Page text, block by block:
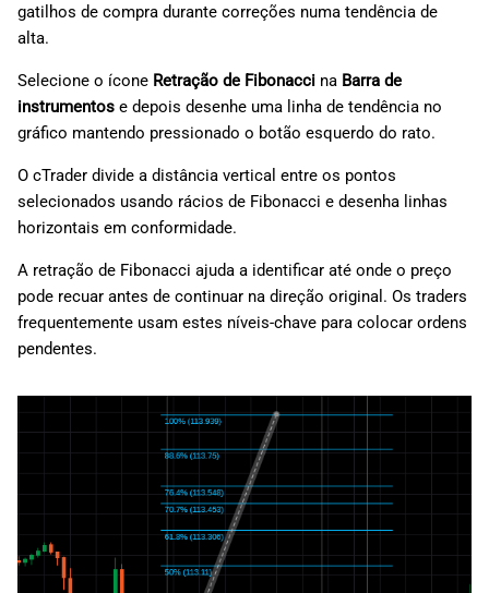
gatilhos de compra durante correções numa tendência de
alta.
Selecione o ícone Retração de Fibonacci na Barra de
instrumentos e depois desenhe uma linha de tendência no
gráfico mantendo pressionado o botão esquerdo do rato.
O cTrader divide a distância vertical entre os pontos
selecionados usando rácios de Fibonacci e desenha linhas
horizontais em conformidade.
A retração de Fibonacci ajuda a identificar até onde o preço
pode recuar antes de continuar na direção original. Os traders
frequentemente usam estes níveis-chave para colocar ordens
pendentes.